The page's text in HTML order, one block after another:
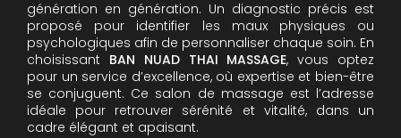
génération en génération. Un diagnostic précis est
proposé pour identifier les maux physiques ou
psychologiques afin de personnaliser chaque soin. En
choisissant BAN NUAD THAI MASSAGE, vous optez
pour un service d’excellence, où expertise et bien-être
se conjuguent. Ce salon de massage est l’adresse
idéale pour retrouver sérénité et vitalité, dans un
cadre élégant et apaisant.